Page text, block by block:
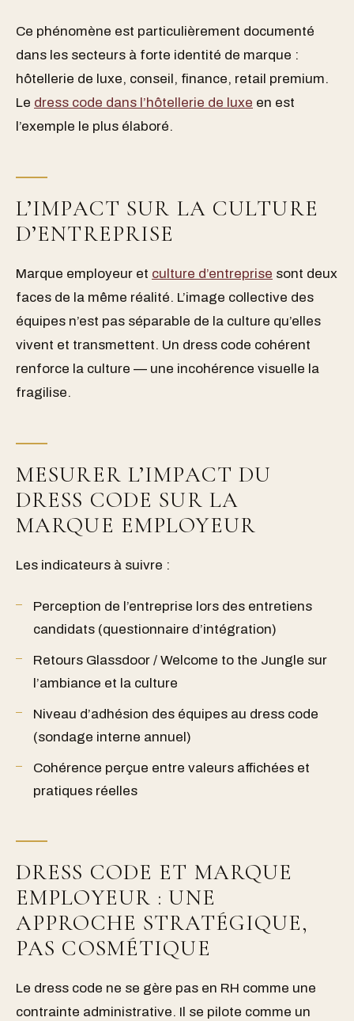
Ce phénomène est particulièrement documenté
dans les secteurs à forte identité de marque :
hôtellerie de luxe, conseil, finance, retail premium.
Le dress code dans l’hôtellerie de luxe en est
l’exemple le plus élaboré.
L’IMPACT SUR LA CULTURE
D’ENTREPRISE
Marque employeur et culture d’entreprise sont deux
faces de la même réalité. L’image collective des
équipes n’est pas séparable de la culture qu’elles
vivent et transmettent. Un dress code cohérent
renforce la culture — une incohérence visuelle la
fragilise.
MESURER L’IMPACT DU
DRESS CODE SUR LA
MARQUE EMPLOYEUR
Les indicateurs à suivre :
Perception de l’entreprise lors des entretiens
candidats (questionnaire d’intégration)
Retours Glassdoor / Welcome to the Jungle sur
l’ambiance et la culture
Niveau d’adhésion des équipes au dress code
(sondage interne annuel)
Cohérence perçue entre valeurs affichées et
pratiques réelles
DRESS CODE ET MARQUE
EMPLOYEUR : UNE
APPROCHE STRATÉGIQUE,
PAS COSMÉTIQUE
Le dress code ne se gère pas en RH comme une
contrainte administrative. Il se pilote comme un